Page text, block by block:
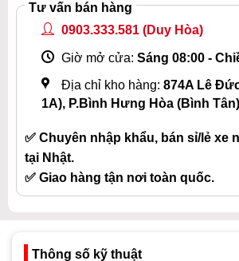
Tư vấn bán hàng
0903.333.581 (Duy Hòa)
Giờ mở cửa: Sáng 08:00 -
Địa chỉ kho hàng: 874A Lê
1A), P.Bình Hưng Hòa (Bình
✅ Chuyên nhập khẩu, bán sỉ/lẻ xe
tại Nhật.
✅ Giao hàng tận nơi toàn quốc.
Thông số kỹ thuật